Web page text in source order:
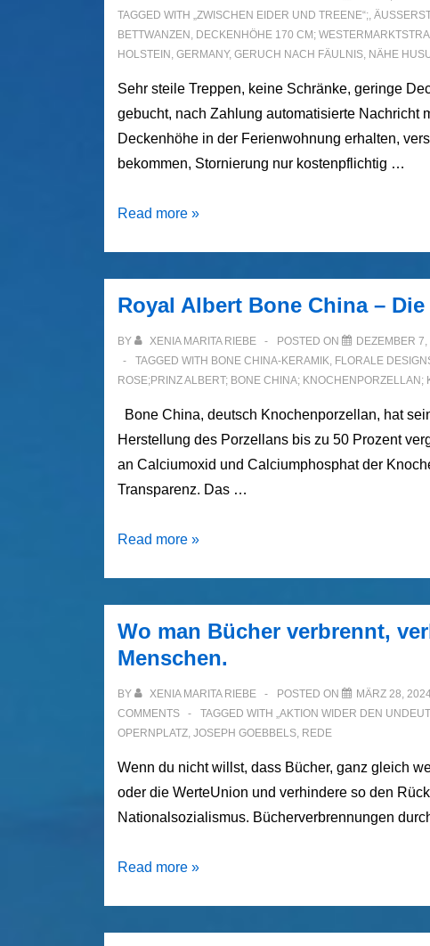
TAGGED WITH „ZWISCHEN EIDER UND TREENE“;,
BETTWANZEN , DECKENHÖHE 170 CM;
HOLSTEIN , GERMANY, GERUCH NACH FÄULNIS, NÄHE
Sehr steile Treppen, keine Schränke, geringe
gebucht, nach Zahlung automatisierte Nachricht
Deckenhöhe in der Ferienwohnung erhalten,
bekommen, Stornierung nur kostenpflichtig …
Zwischen
–
Ferienwohnungen
–
Augen
auf
vor
der
Buchung
Read more »
Royal Albert Bone China –
BY XENIA MARITA RIEBE POSTED ON DEZEMBER
TAGGED WITH BONE CHINA-KERAMIK, FLORALE
ROSE;PRINZ ALBERT; BONE CHINA; KNOCHENPORZELLAN;
Bone China, deutsch Knochenporzellan, hat
Herstellung des Porzellans bis zu 50 Prozent
an Calciumoxid und Calciumphosphat der
Transparenz. Das …
Royal
–
Die
Königin
des
Porzellans
Read more »
Wo man Bücher verbrennt,
Menschen.
BY XENIA MARITA RIEBE POSTED ON MÄRZ 28,
COMMENTS
TAGGED WITH „AKTION WIDER DEN
OPERNPLATZ, JOSEPH GOEBBELS, REDE
Wenn du nicht willst, dass Bücher, ganz gleich
oder die WerteUnion und verhindere so den
Nationalsozialismus. Bücherverbrennungen
Wo
Read more »